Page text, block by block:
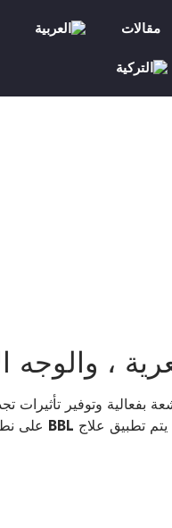
مقالات
بفعالية وتوفير تأثيرات
تطبيق علاج BBL على